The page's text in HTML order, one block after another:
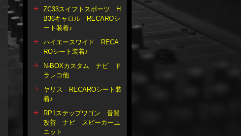
ZC33スイフトスポーツ H
B36キャロル RECAROシ
ート装着♪
ハイエースワイド RECA
ROシート装着♪
N-BOXカスタム ナビ ド
ラレコ他
ヤリス RECAROシート装
着♪
RP1ステップワゴン 音質
改善 ナビ スピーカーユ
ニット